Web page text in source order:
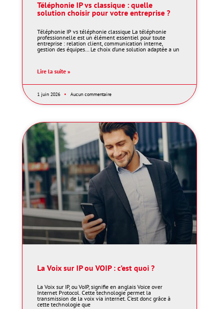
Téléphonie IP vs classique : quelle
solution choisir pour votre entreprise ?
Téléphonie IP vs téléphonie classique La téléphonie
professionnelle est un élément essentiel pour toute
entreprise : relation client, communication interne,
gestion des équipes… Le choix d’une solution adaptée a un
Lire la suite »
1 juin 2026 Aucun commentaire
La Voix sur IP ou VOIP : c’est quoi ?
La Voix sur IP, ou VoIP, signifie en anglais Voice over
Internet Protocol. Cette technologie permet la
transmission de la voix via internet. C’est donc grâce à
cette technologie que